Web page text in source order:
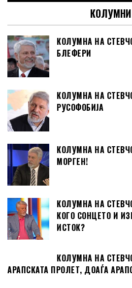
КОЛУМНИ
КОЛУМНА НА
БЛЕФЕРИ
КОЛУМНА НА
РУСОФОБИЈА
КОЛУМНА НА
МОРГЕН!
КОЛУМНА НА
КОГО СОНЦЕТО И
ИСТОК?
КОЛУМНА НА
АРАПСКАТА ПРОЛЕТ, ДОАЃА